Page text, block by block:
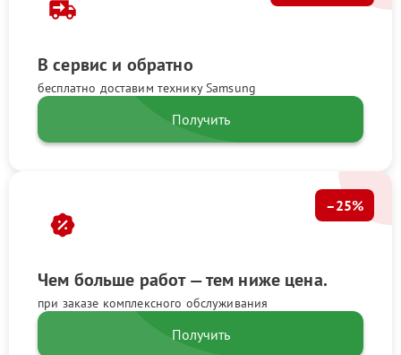
В сервис и обратно
бесплатно доставим технику Samsung
Получить
Чем больше работ — тем ниже цена.
при заказе комплексного обслуживания
–25%
Получить